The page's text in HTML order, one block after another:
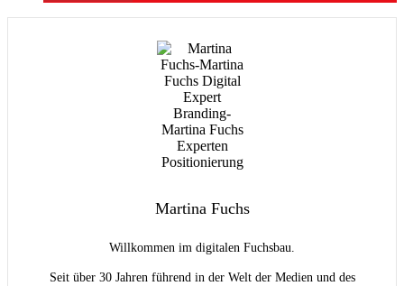
Martina Fuchs
Willkommen im digitalen Fuchsbau.
Seit über 30 Jahren führend in der Welt der Medien und des